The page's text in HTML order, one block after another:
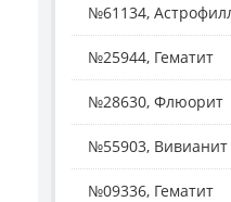
№61134,
№25944, Гематит
№28630, Флюорит
№55903, Вивианит
№09336, Гематит